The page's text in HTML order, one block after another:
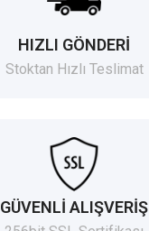
HIZLI GÖNDERİ
Stoktan Hızlı Teslimat
GÜVENLİ ALIŞVERİŞ